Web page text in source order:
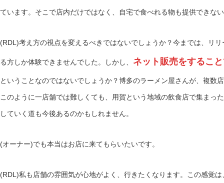
ています。そこで店内だけではなく、自宅で食べれる物も提供できな
(RDL)考え方の視点を変えるべきではないでしょうか？今までは、リ
る方しか体験できませんでした。しかし、 ネット販売をするこ
ということなのではないでしょうか？博多のラーメン屋さんが、複数
このように一店舗では難しくても、用賀という地域の飲食店で集まっ
していく道も今後あるのかもしれません。
(オーナー)でも本当はお店に来てもらいたいです。
(RDL)私も店舗の雰囲気が心地がよく、行きたくなります。この感覚